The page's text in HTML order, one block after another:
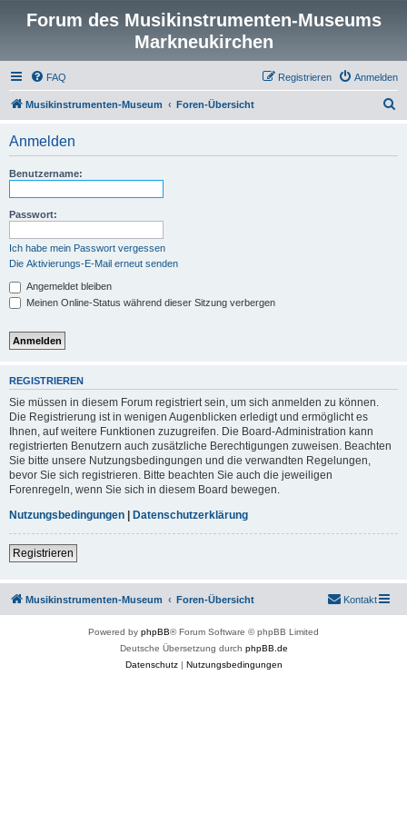
Forum des Musikinstrumenten-Museums
Markneukirchen
FAQ Anmelden
Registrieren
Musikinstrumenten-Museum Foren-Übersicht
Anmelden
Benutzername:
Passwort:
Ich habe mein Passwort vergessen
Die Aktivierungs-E-Mail erneut senden
Angemeldet bleiben
Meinen Online-Status während dieser Sitzung verbergen
REGISTRIEREN
Sie müssen in diesem Forum registriert sein, um sich anmelden zu können.
Die Registrierung ist in wenigen Augenblicken erledigt und ermöglicht es
Ihnen, auf weitere Funktionen zuzugreifen. Die Board-Administration kann
registrierten Benutzern auch zusätzliche Berechtigungen zuweisen. Beachten
Sie bitte unsere Nutzungsbedingungen und die verwandten Regelungen,
bevor Sie sich registrieren. Bitte beachten Sie auch die jeweiligen
Forenregeln, wenn Sie sich in diesem Board bewegen.
Nutzungsbedingungen | Datenschutzerklärung
Registrieren
Musikinstrumenten-Museum Foren-Übersicht Kontakt
Powered by phpBB® Forum Software © phpBB Limited
Deutsche Übersetzung durch phpBB.de
Datenschutz| Nutzungsbedingungen